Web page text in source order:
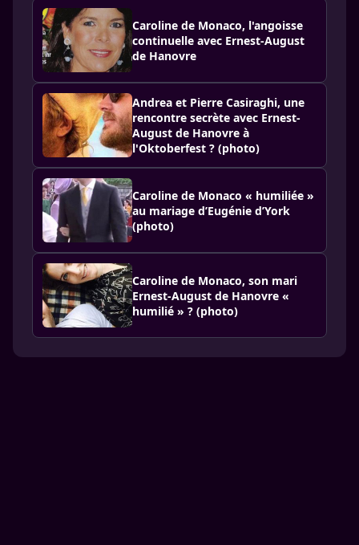
Caroline de Monaco, l'angoisse
continuelle avec Ernest-August
de Hanovre
Andrea et Pierre Casiraghi, une
rencontre secrète avec Ernest-
August de Hanovre à
l'Oktoberfest ? (photo)
Caroline de Monaco « humiliée »
au mariage d’Eugénie d’York
(photo)
Caroline de Monaco, son mari
Ernest-August de Hanovre «
humilié » ? (photo)